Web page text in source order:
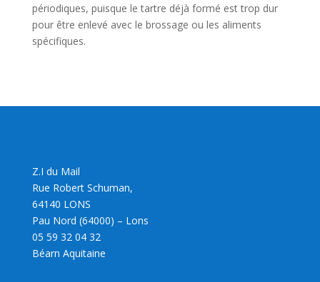
périodiques, puisque le tartre déjà formé est trop dur
pour être enlevé avec le brossage ou les aliments
spécifiques.
Z.I du Mail
Rue Robert Schuman,
64140 LONS
Pau Nord (64000) – Lons
05 59 32 04 32
Béarn Aquitaine